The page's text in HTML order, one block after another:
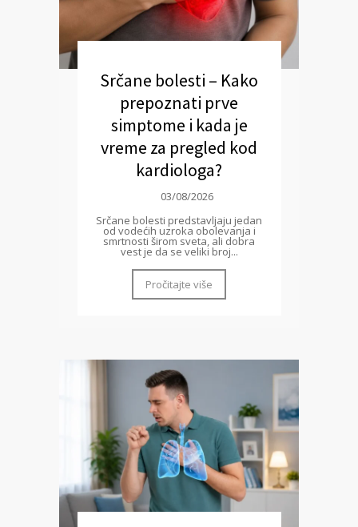
Srčane bolesti – Kako
prepoznati prve
simptome i kada je
vreme za pregled kod
kardiologa?
03/08/2026
Srčane bolesti predstavljaju jedan
od vodećih uzroka obolevanja i
smrtnosti širom sveta, ali dobra
vest je da se veliki broj...
Pročitajte više